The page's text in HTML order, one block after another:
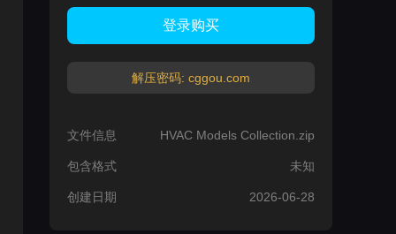
登录购买
解压密码: cggou.com
文件信息 HVAC Models Collection.zip
包含格式 未知
创建日期 2026-06-28